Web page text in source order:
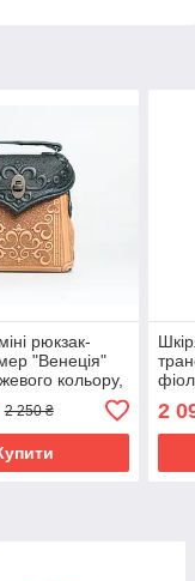
рюкзак-
"Венеція"
кольору,
2 250 ₴ 2